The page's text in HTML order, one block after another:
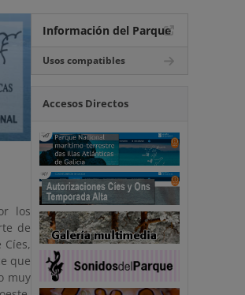
los
de
que
muy
Información del Parque
Usos compatibles
Accesos Directos